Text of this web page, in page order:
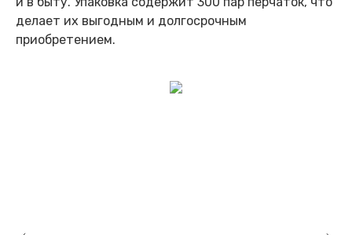
делает их выгодным и долгосрочным
приобретением.